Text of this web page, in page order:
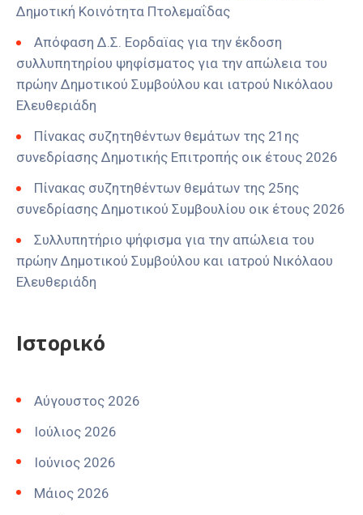
Δημοτική Κοινότητα Πτολεμαΐδας
Απόφαση Δ.Σ. Εορδαϊας για την έκδοση
συλλυπητηρίου ψηφίσματος για την απώλεια του
πρώην Δημοτικού Συμβούλου και ιατρού Νικόλαου
Ελευθεριάδη
Πίνακας συζητηθέντων θεμάτων της 21ης
συνεδρίασης Δημοτικής Επιτροπής οικ έτους 2026
Πίνακας συζητηθέντων θεμάτων της 25ης
συνεδρίασης Δημοτικού Συμβουλίου οικ έτους 2026
Συλλυπητήριο ψήφισμα για την απώλεια του
πρώην Δημοτικού Συμβούλου και ιατρού Νικόλαου
Ελευθεριάδη
Ιστορικό
Αύγουστος 2026
Ιούλιος 2026
Ιούνιος 2026
Μάιος 2026